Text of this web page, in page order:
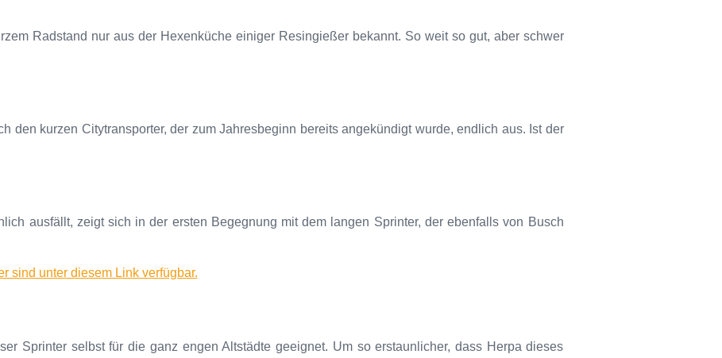
Radstand nur aus der Hexenküche einiger Resingießer bekannt. So weit so gut, aber schwer
den kurzen Citytransporter, der zum Jahresbeginn bereits angekündigt wurde, endlich aus. Ist der
ausfällt, zeigt sich in der ersten Begegnung mit dem langen Sprinter, der ebenfalls von Busch
sind unter diesem Link verfügbar.
Sprinter selbst für die ganz engen Altstädte geeignet. Um so erstaunlicher, dass Herpa dieses